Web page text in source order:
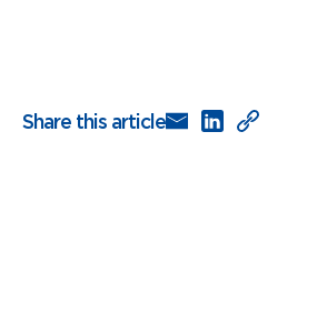
Share this article